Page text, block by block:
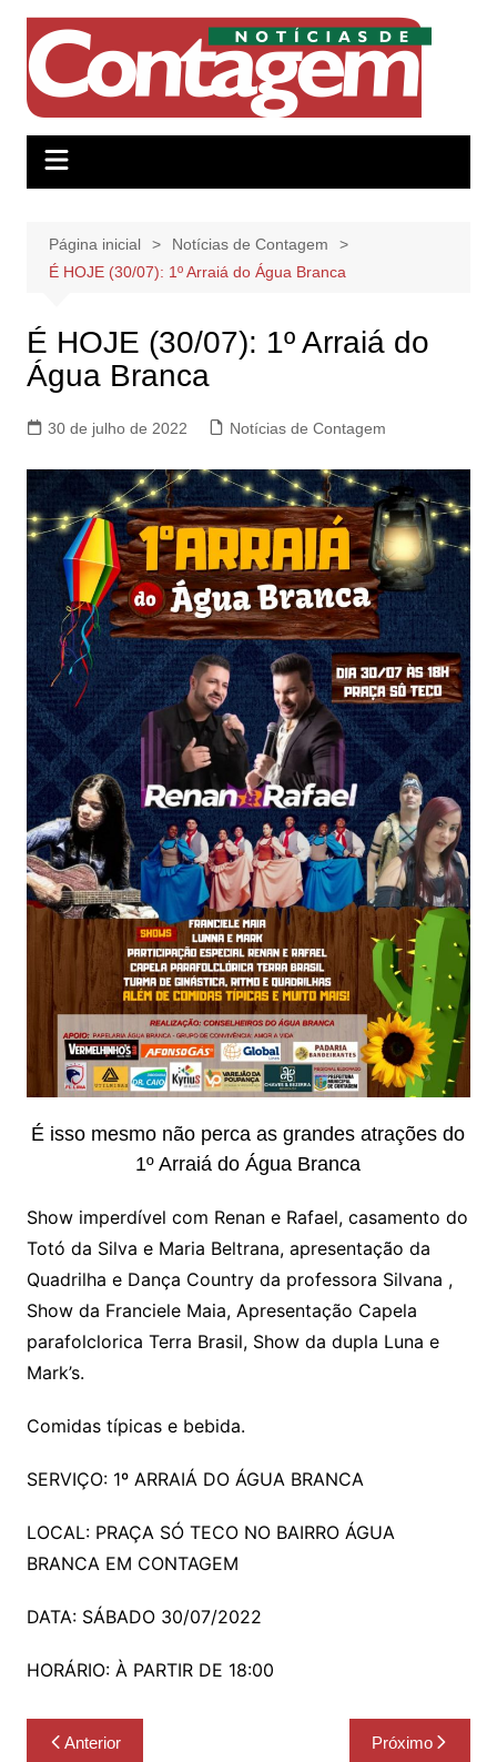
conteúdo
Página inicial
Notícias de Contagem
É HOJE (30/07): 1º Arraiá do Água Branca
É HOJE (30/07): 1º Arraiá do
Água Branca
30 de julho de 2022 Notícias de Contagem
É isso mesmo não perca as grandes atrações do
1º Arraiá do Água Branca
Show imperdível com Renan e Rafael, casamento do
Totó da Silva e Maria Beltrana, apresentação da
Quadrilha e Dança Country da professora Silvana ,
Show da Franciele Maia, Apresentação Capela
parafolclorica Terra Brasil, Show da dupla Luna e
Mark’s.
Comidas típicas e bebida.
SERVIÇO: 1º ARRAIÁ DO ÁGUA BRANCA
LOCAL: PRAÇA SÓ TECO NO BAIRRO ÁGUA
BRANCA EM CONTAGEM
DATA: SÁBADO 30/07/2022
HORÁRIO: À PARTIR DE 18:00
Navegação
Anterior Próximo